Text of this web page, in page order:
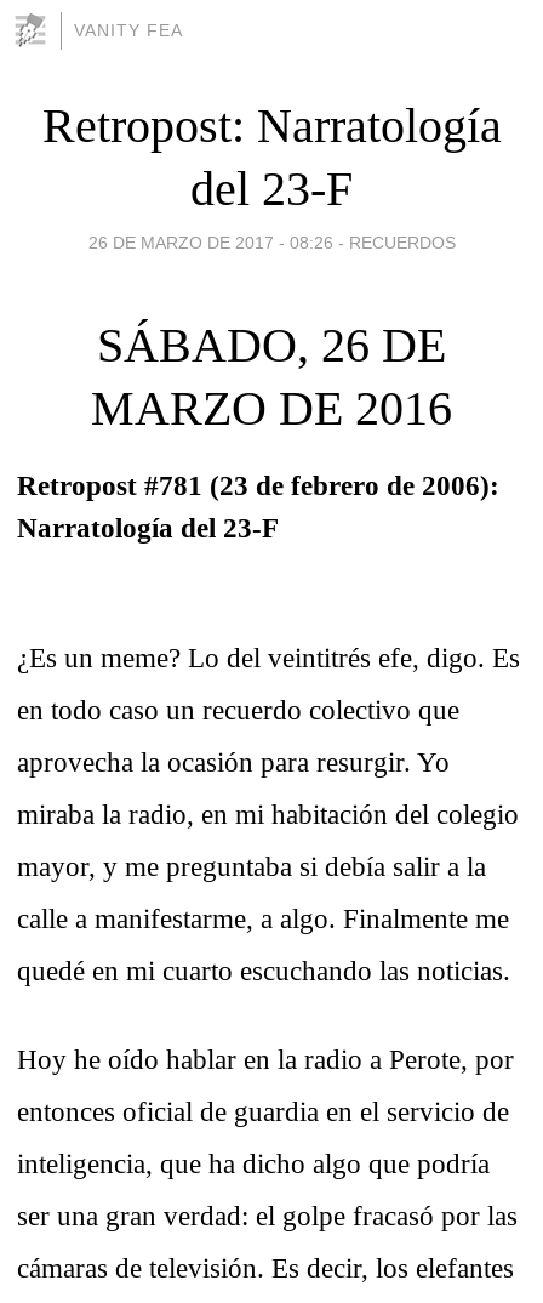
VANITY FEA
Retropost: Narratología
del 23-F
26 DE MARZO DE 2017 - 08:26 - RECUERDOS
SÁBADO, 26 DE
MARZO DE 2016
Retropost #781 (23 de febrero de 2006):
Narratología del 23-F
¿Es un meme? Lo del veintitrés efe, digo. Es
en todo caso un recuerdo colectivo que
aprovecha la ocasión para resurgir. Yo
miraba la radio, en mi habitación del colegio
mayor, y me preguntaba si debía salir a la
calle a manifestarme, a algo. Finalmente me
quedé en mi cuarto escuchando las noticias.
Hoy he oído hablar en la radio a Perote, por
entonces oficial de guardia en el servicio de
inteligencia, que ha dicho algo que podría
ser una gran verdad: el golpe fracasó por las
cámaras de televisión. Es decir, los elefantes